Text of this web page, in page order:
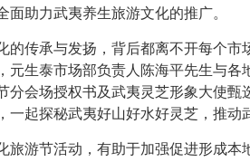
助力武夷养生旅游文化的推广。
的传承与发扬，背后都离不开每个市
生泰市场部负责人陈海平先生与各
会场授权书及武夷灵芝形象大使甄
起探秘武夷好山好水好灵芝，推动
旅游节活动，有助于加强促进形成本